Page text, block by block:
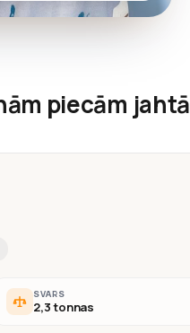
piecām
SVARS
2,3 tonnas